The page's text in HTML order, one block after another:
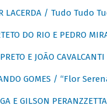
LACERDA / Tudo Tudo
DO RIO E PEDRO
PRETO E JOÃO
GOMES / “Flor
E GILSON